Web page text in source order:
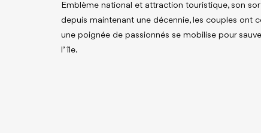
Emblème national et attraction touristique, son
depuis maintenant une décennie, les couples ont
une poignée de passionnés se mobilise pour
l’île.